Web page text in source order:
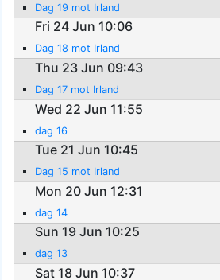
Dag 19 mot Irland
Fri 24 Jun 10:06
Dag 18 mot Irland
Thu 23 Jun 09:43
Dag 17 mot Irland
Wed 22 Jun 11:55
dag 16
Tue 21 Jun 10:45
Dag 15 mot Irland
Mon 20 Jun 12:31
dag 14
Sun 19 Jun 10:25
dag 13
Sat 18 Jun 10:37